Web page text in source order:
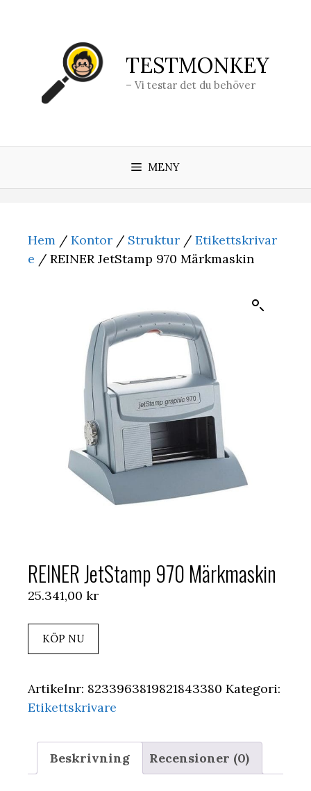
TESTMONKEY
– Vi testar det du behöver
MENY
Hem / Kontor / Struktur / Etikettskrivar
e / REINER JetStamp 970 Märkmaskin
REINER JetStamp 970 Märkmaskin
25.341,00 kr
KÖP NU
Artikelnr: 8233963819821843380 Kategori:
Etikettskrivare
Beskrivning Recensioner (0)